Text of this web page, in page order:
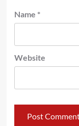
Name *
Website